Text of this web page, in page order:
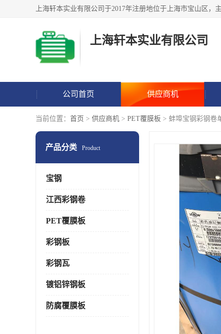
上海轩本实业有限公司
公司首页 供应商机
当前位置： 首页 > 供应商机 > PET覆膜板 > 蚌埠宝钢彩钢卷
产品分类 Product
宝钢
江西彩钢卷
PET覆膜板
彩钢板
彩钢瓦
镀铝锌钢板
防腐覆膜板